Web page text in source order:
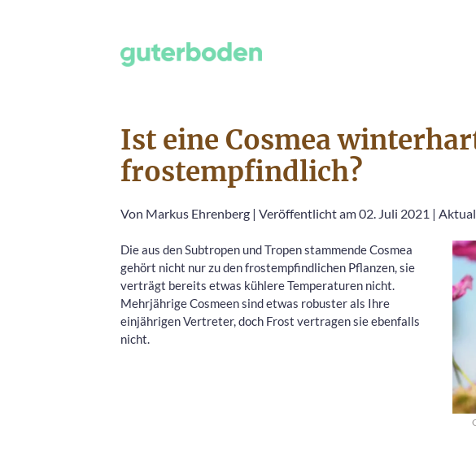
Ist eine Cosmea
frostempfindlich?
Von Markus Ehrenberg | Veröffentlicht am 02. Juli 2021 |
Die aus den Subtropen und Tropen stammende Cosmea
gehört nicht nur zu den frostempfindlichen Pflanzen, sie
verträgt bereits etwas kühlere Temperaturen nicht.
Mehrjährige Cosmeen sind etwas robuster als Ihre
einjährigen Vertreter, doch Frost vertragen sie ebenfalls
nicht.